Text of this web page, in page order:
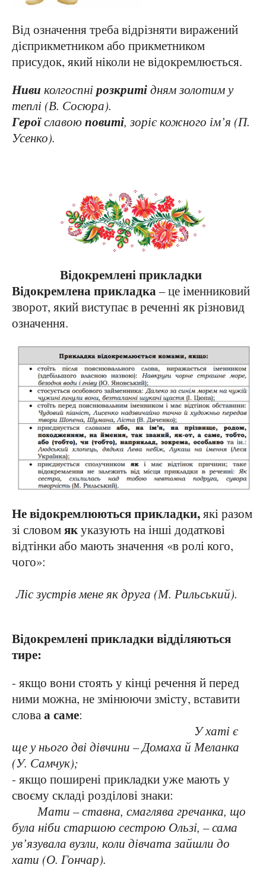
Від означення треба відрізняти виражений
дієприкметником або прикметником
присудок, який ніколи не відокремлюється.
Ниви колгоспні розкритідням золотим у
теплі (В. Сосюра).
Героїславоюповиті, зоріє кожного ім’я (П.
Усенко).
Відокремлені прикладки
Відокремлена прикладка– це іменниковий
зворот, який виступає в реченні як різновид
означення.
Не відокремлюються прикладки,які разом
зі словомякуказують на інші додаткові
відтінки або мають значення «в ролі кого,
чого»:
Ліс зустрів мене як друга (М. Рильський).
Відокремлені прикладки відділяються
тире:
- якщо вони стоять у кінці речення й перед
ними можна, не змінюючи змісту, вставити
словаа саме:
У хаті є
ще у нього дві дівчини – Домаха й Меланка
(У. Самчук);
- якщо поширені прикладки уже мають у
своєму складі розділові знаки:
Мати – ставна, смаглява гречанка, що
була ніби старшою сестрою Ользі, – сама
ув’язувала вузли, коли дівчата зайшли до
хати (О. Гончар).